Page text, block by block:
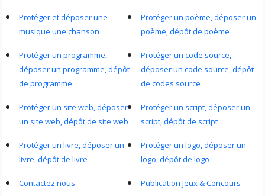
Protéger et déposer une
musique une chanson
Protéger un poème, déposer un
poème, dépôt de poème
Protéger un programme,
déposer un programme, dépôt
de programme
Protéger un code source,
déposer un code source, dépôt
de codes source
Protéger un site web, déposer
un site web, dépôt de site web
Protéger un script, déposer un
script, dépôt de script
Protéger un livre, déposer un
livre, dépôt de livre
Protéger un logo, déposer un
logo, dépôt de logo
Contactez nous Publication Jeux & Concours